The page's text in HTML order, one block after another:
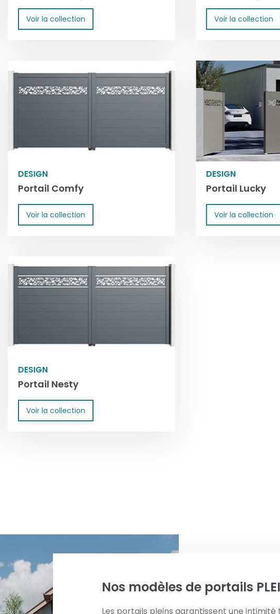
Voir la collection Voir la collection
DESIGN
Portail Comfy
Voir la collection
DESIGN
Portail Lucky
Voir la collection
DESIGN
Portail Nesty
Voir la collection
Nos modèles de portails
Les portails pleins garantissent une intimité